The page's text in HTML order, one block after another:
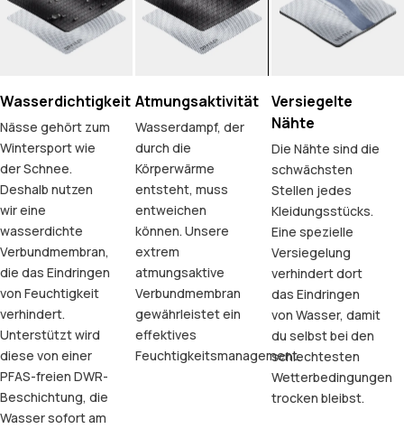
Wasserdichtigkeit
Nässe gehört zum
Wintersport wie
der Schnee.
Deshalb nutzen
wir eine
wasserdichte
Verbundmembran,
die das Eindringen
von Feuchtigkeit
verhindert.
Unterstützt wird
diese von einer
PFAS-freien DWR-
Beschichtung, die
Wasser sofort am
Atmungsaktivität
Wasserdampf, der
durch die
Körperwärme
entsteht, muss
entweichen
können. Unsere
extrem
atmungsaktive
Verbundmembran
gewährleistet ein
effektives
Feuchtigkeitsmanagement.
Versiegelte
Nähte
Die Nähte sind die
schwächsten
Stellen jedes
Kleidungsstücks.
Eine spezielle
Versiegelung
verhindert dort
das Eindringen
von Wasser, damit
du selbst bei den
schlechtesten
Wetterbedingungen
trocken bleibst.